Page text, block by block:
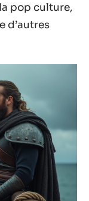
pop culture,
d’autres